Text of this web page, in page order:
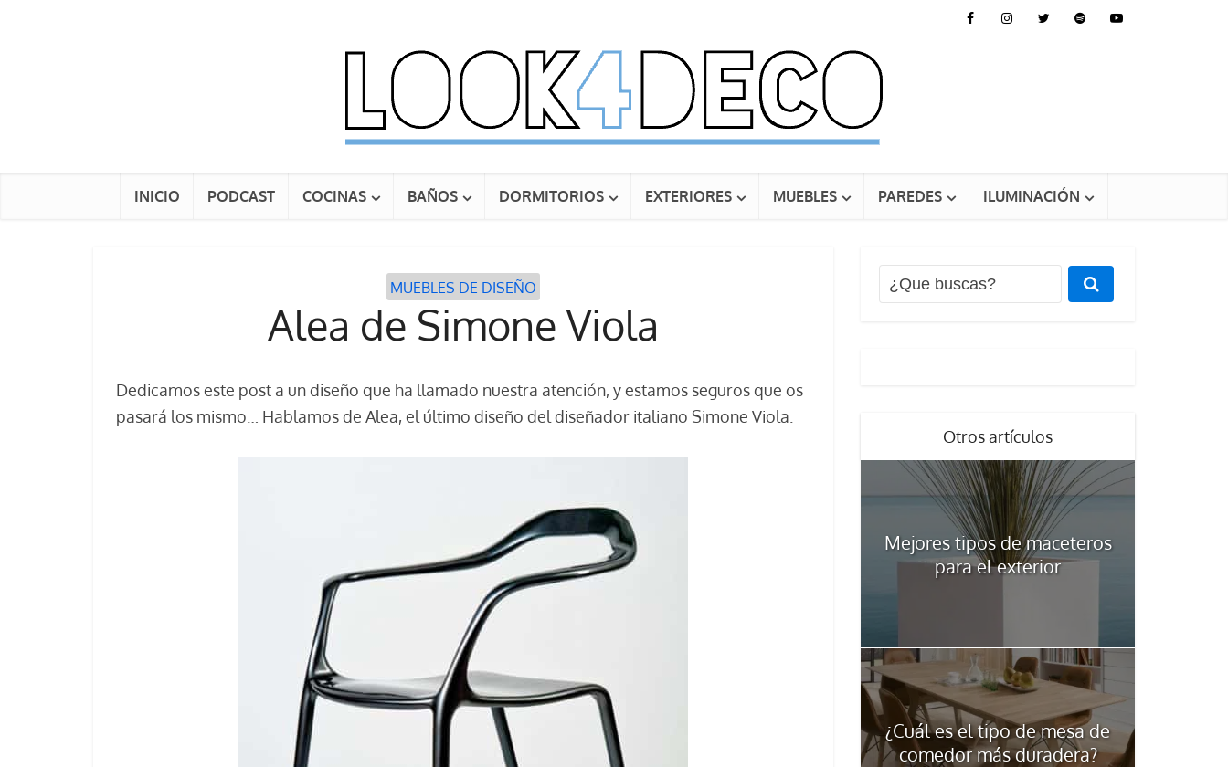
INICIO PODCAST COCINAS BAÑOS DORMITORIOS EXTERIORES MUEBLES PAREDES ILUMINACIÓN
MUEBLES DE DISEÑO
Alea de Simone Viola
Dedicamos este post a un diseño que ha llamado nuestra atención, y estamos seguros que os
pasará los mismo… Hablamos de Alea, el último diseño del diseñador italiano Simone Viola.
Otros artículos
Mejores tipos de maceteros
para el exterior
¿Cuál es el tipo de mesa de
comedor más duradera?